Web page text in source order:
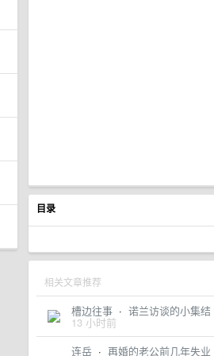
目录
相关文章推荐
槽边往事 · 诺兰访谈的小集结
13 小时前
连岳 · 再婚的老公前几年失业